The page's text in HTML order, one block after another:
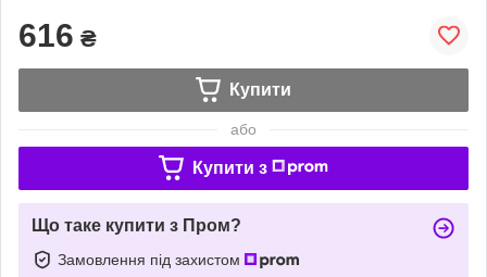
616 ₴
Купити
або
Купити з
Що таке купити з Пром?
Замовлення під захистом